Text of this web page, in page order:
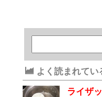
よく読まれてい
ライザ